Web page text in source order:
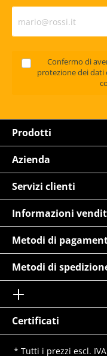
Confermo di
protezione dei dati
Prodotti
Azienda
Servizi clienti
Informazioni
Metodi di
Metodi di
Certificati
* Tutti i prezzi escl.